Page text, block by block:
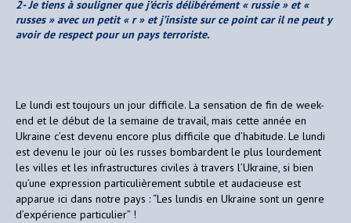
2- Je tiens à souligner que j’écris délibérément « russie » et «
russes » avec un petit « r » et j’insiste sur ce point car il ne peut y
avoir de respect pour un pays terroriste.
Le lundi est toujours un jour difficile. La sensation de fin de week-
end et le début de la semaine de travail, mais cette année en
Ukraine c’est devenu encore plus difficile que d’habitude. Le lundi
est devenu le jour où les russes bombardent le plus lourdement
les villes et les infrastructures civiles à travers l’Ukraine, si bien
qu’une expression particulièrement subtile et audacieuse est
apparue ici dans notre pays : “Les lundis en Ukraine sont un genre
d’expérience particulier” !